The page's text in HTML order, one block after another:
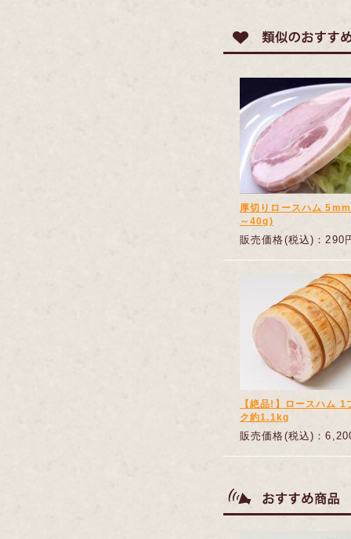
厚切りロースハム
～40g)
販売価格(税込)：290
【絶品!】ロースハム 1
ク約1.1kg
販売価格(税込)：